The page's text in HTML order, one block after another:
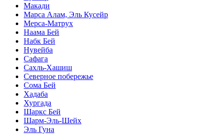
Макади
Марса Алам, Эль Кусейр
Мерса-Матрух
Наама Бей
Набк Бей
Нувейба
Сафага
Сахль-Хашиш
Северное побережье
Сома Бей
Хадаба
Хургада
Шаркс Бей
Шарм-Эль-Шейх
Эль Гуна